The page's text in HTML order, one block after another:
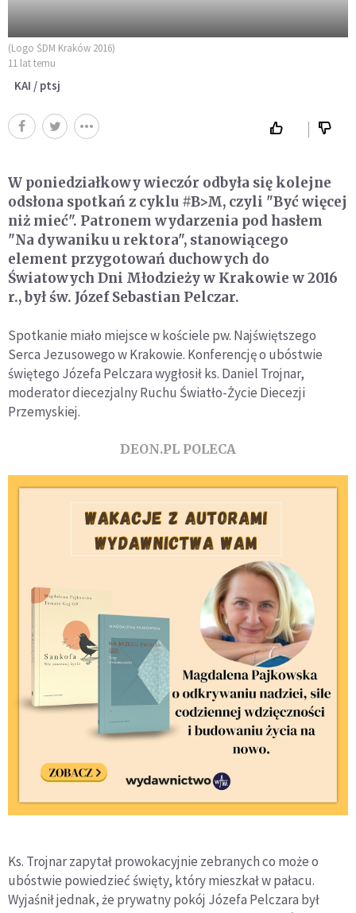
(Logo ŚDM Kraków 2016)
11 lat temu
KAI / ptsj
W poniedziałkowy wieczór odbyła się kolejne
odsłona spotkań z cyklu #B>M, czyli "Być więcej
niż mieć". Patronem wydarzenia pod hasłem
"Na dywaniku u rektora", stanowiącego
element przygotowań duchowych do
Światowych Dni Młodzieży w Krakowie w 2016
r., był św. Józef Sebastian Pelczar.
Spotkanie miało miejsce w kościele pw. Najświętszego
Serca Jezusowego w Krakowie. Konferencję o ubóstwie
świętego Józefa Pelczara wygłosił ks. Daniel Trojnar,
moderator diecezjalny Ruchu Światło-Życie Diecezji
Przemyskiej.
DEON.PL POLECA
Ks. Trojnar zapytał prowokacyjnie zebranych co może o
ubóstwie powiedzieć święty, który mieszkał w pałacu.
Wyjaśnił jednak, że prywatny pokój Józefa Pelczara był